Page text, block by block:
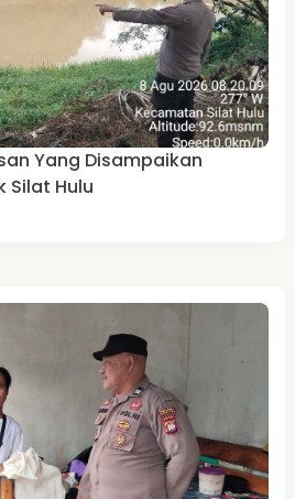
Yang Disampaikan
Silat Hulu